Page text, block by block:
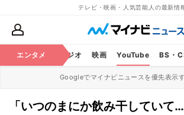
テレビ・映画・人気芸能人の最新情
エンタメ
テレビ ラジオ 映画 YouTube BS・
Googleでマイナビニュースを優先表示
「いつのまにか飲み干していて